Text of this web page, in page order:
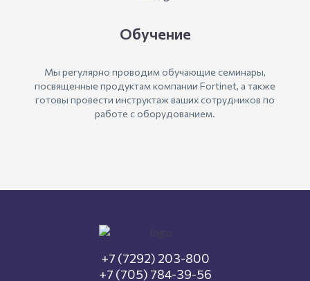
Обучение
Мы регулярно проводим обучающие семинары,
посвященные продуктам компании Fortinet, а также
готовы провести инструктаж ваших сотрудников по
работе с оборудованием.
+7 (7292) 203-800
+7 (705) 784-39-56